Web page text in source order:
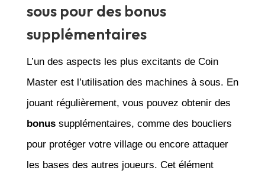
sous pour des bonus
supplémentaires
L’un des aspects les plus excitants de Coin
Master est l’utilisation des machines à sous. En
jouant régulièrement, vous pouvez obtenir des
bonussupplémentaires, comme des boucliers
pour protéger votre village ou encore attaquer
les bases des autres joueurs. Cet élément